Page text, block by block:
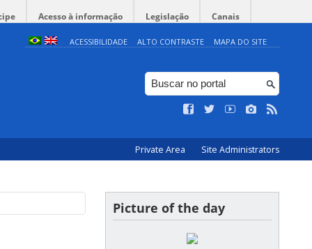
Acesso à informação Legislação Canais
ACESSIBILIDADE ALTO CONTRASTE MAPA DO SITE
Private Area Site Administrators
Picture of the day